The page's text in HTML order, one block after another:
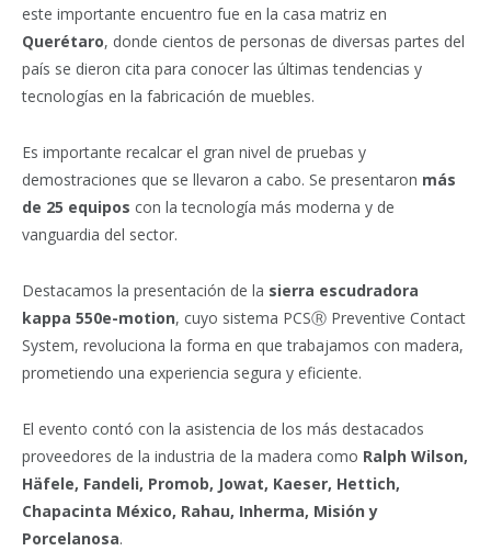
este importante encuentro fue en la casa matriz en
Querétaro, donde cientos de personas de diversas partes del
país se dieron cita para conocer las últimas tendencias y
tecnologías en la fabricación de muebles.
Es importante recalcar el gran nivel de pruebas y
demostraciones que se llevaron a cabo. Se presentaron más
de 25 equipos con la tecnología más moderna y de
vanguardia del sector.
Destacamos la presentación de la sierra escudradora
kappa 550e-motion, cuyo sistema PCSⓇ Preventive Contact
System, revoluciona la forma en que trabajamos con madera,
prometiendo una experiencia segura y eficiente.
El evento contó con la asistencia de los más destacados
proveedores de la industria de la madera como Ralph Wilson,
Häfele, Fandeli, Promob, Jowat, Kaeser, Hettich,
Chapacinta México, Rahau, Inherma, Misión y
Porcelanosa.